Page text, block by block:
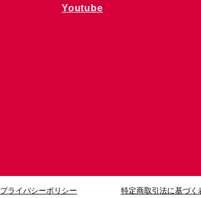
Youtube
プライバシーポリシー 特定商取引法に基づく